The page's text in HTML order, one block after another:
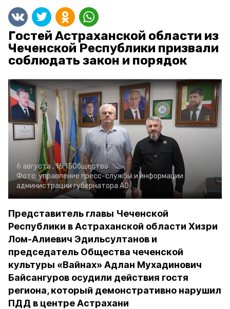
Гостей Астраханской области из
Чеченской Республики призвали
соблюдать закон и порядок
6 августа , 16:15Общество
Фото: управление пресс-службы и информации
администрации губернатора АО
Представитель главы Чеченской
Республики в Астраханской области Хизри
Лом-Алиевич Эдильсултанов и
председатель Общества чеченской
культуры «Вайнах» Адлан Мухадинович
Байсангуров осудили действия гостя
региона, который демонстративно нарушил
ПДД в центре Астрахани